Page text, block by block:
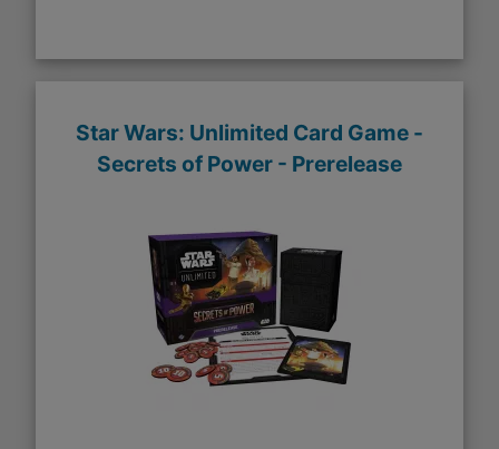
Star Wars: Unlimited Card Game -
Secrets of Power - Prerelease